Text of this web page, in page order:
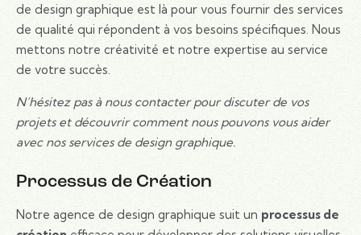
de design graphique est là pour vous fournir des services
de qualité qui répondent à vos besoins spécifiques. Nous
mettons notre créativité et notre expertise au service
de votre succès.
N’hésitez pas à nous contacter pour discuter de vos
projets et découvrir comment nous pouvons vous aider
avec nos services de design graphique.
Processus de Création
Notre agence de design graphique suit un processus de